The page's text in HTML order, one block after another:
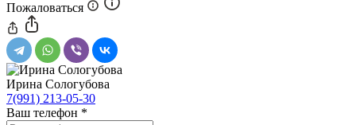
Пожаловаться
Ирина Сологубова
7(991) 213-05-30
Ваш телефон *